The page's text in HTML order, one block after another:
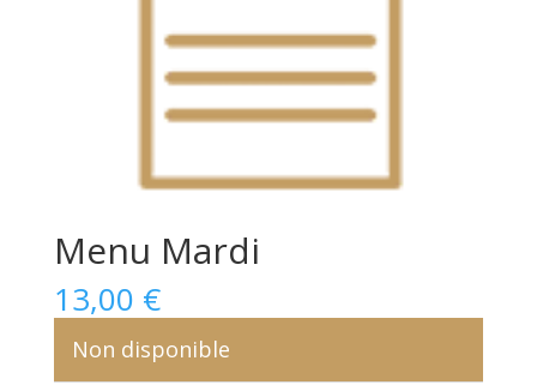
Menu Mardi
13,00 €
Non disponible